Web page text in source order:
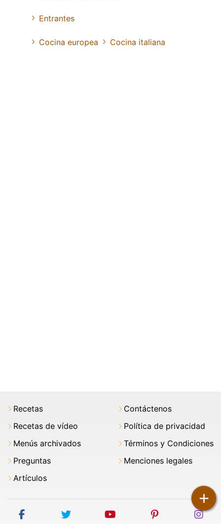
+
Entrantes
Cocina europea Cocina italiana
Recetas
Recetas de vídeo
Menús archivados
Preguntas
Artículos
Contáctenos
Política de privacidad
Términos y Condiciones
Menciones legales
facebook twitter youtube pinterest